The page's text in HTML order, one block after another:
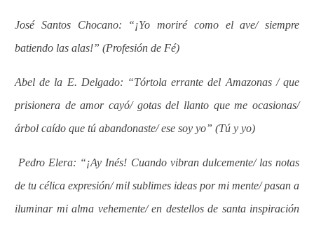
José Santos Chocano: “¡Yo moriré como el ave/ siempre
batiendo las alas!” (Profesión de Fé)
Abel de la E. Delgado: “Tórtola errante del Amazonas / que
prisionera de amor cayó/ gotas del llanto que me ocasionas/
árbol caído que tú abandonaste/ ese soy yo” (Tú y yo)
Pedro Elera: “¡Ay Inés! Cuando vibran dulcemente/ las notas
de tu célica expresión/ mil sublimes ideas por mi mente/ pasan a
iluminar mi alma vehemente/ en destellos de santa inspiración